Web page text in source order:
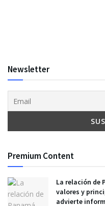
Newsletter
Premium Content
La relación de
valores y
advierte